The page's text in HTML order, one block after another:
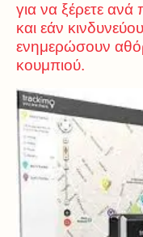
για να ξέρετε
και εάν
ενημερώσουν
κουμπιού.